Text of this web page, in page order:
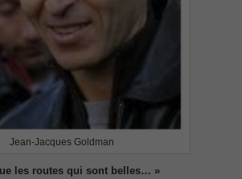
Jean-Jacques Goldman
les routes qui sont belles… »